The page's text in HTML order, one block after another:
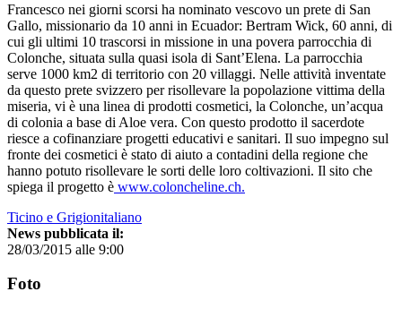
Francesco nei giorni scorsi ha nominato vescovo un prete di San
Gallo, missionario da 10 anni in Ecuador: Bertram Wick, 60 anni, di
cui gli ultimi 10 trascorsi in missione in una povera parrocchia di
Colonche, situata sulla quasi isola di Sant’Elena. La parrocchia
serve 1000 km2 di territorio con 20 villaggi. Nelle attività inventate
da questo prete svizzero per risollevare la popolazione vittima della
miseria, vi è una linea di prodotti cosmetici, la Colonche, un’acqua
di colonia a base di Aloe vera. Con questo prodotto il sacerdote
riesce a cofinanziare progetti educativi e sanitari. Il suo impegno sul
fronte dei cosmetici è stato di aiuto a contadini della regione che
hanno potuto risollevare le sorti delle loro coltivazioni. Il sito che
spiega il progetto è www.coloncheline.ch.
Ticino e Grigionitaliano
News pubblicata il:
28/03/2015 alle 9:00
Foto